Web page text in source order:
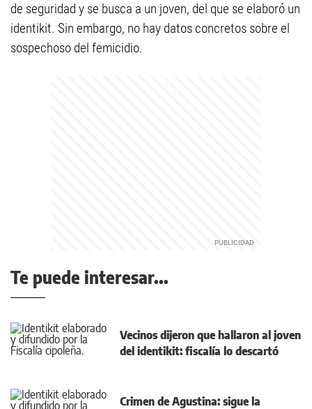
de seguridad y se busca a un joven, del que se elaboró un
identikit. Sin embargo, no hay datos concretos sobre el
sospechoso del femicidio.
Te puede interesar...
Vecinos dijeron que hallaron al joven
del identikit: fiscalía lo descartó
Crimen de Agustina: sigue la